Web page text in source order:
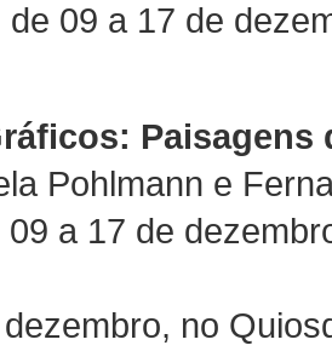
de 09 a 17 de
Paisagens
Pohlmann e
a 17 de
no